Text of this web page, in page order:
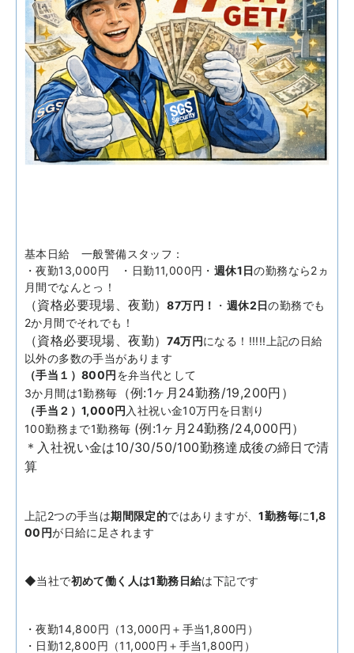
基本日給 一般警備スタッフ：
・夜勤13,000円 ・日勤11,000円・ 週休1日の勤務なら2ヵ
月間でなんとっ！
（資格必要現場、夜勤）87万円！ ・ 週休2日の勤務でも
2か月間でそれでも！
（資格必要現場、夜勤）74万円になる！!!!!!上記の日給
以外の多数の手当があります
（手当１）800円を弁当代として
3か月間は1勤務毎
（例:1ヶ月24勤務/19,200円）
（手当２）1,000円 入社祝い金10万円を日割り
100勤務まで1勤務毎 (例:1ヶ月24勤務/24,000円）
＊入社祝い金は10/30/50/100勤務達成後の締日で清
算
上記2つの手当は期間限定的ではありますが、1勤務毎に1,8
00円が日給に足されます
◆当社で初めて働く人は1勤務日給は下記です
・夜勤14,800円（13,000円＋手当1,800円）
・日勤12,800円（11,000円＋手当1,800円）